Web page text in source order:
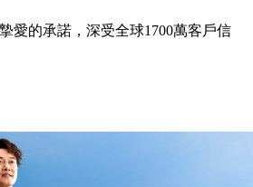
愛的承諾，深受全球1700萬客戶信